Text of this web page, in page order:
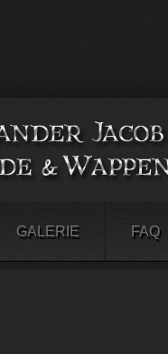
GALERIE FAQ